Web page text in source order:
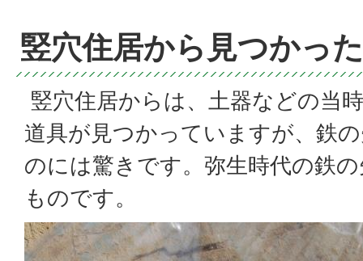
竪穴住居から見つかっ
竪穴住居からは、土器などの当
道具が見つかっていますが、鉄
のには驚きです。弥生時代の鉄
ものです。